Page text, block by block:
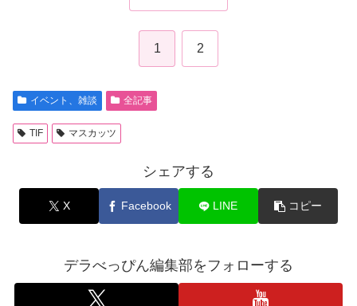
1 2
イベント、雑談 全記事
TIF マスカッツ
シェアする
X Facebook LINE コピー
デラべっぴん編集部をフォローする